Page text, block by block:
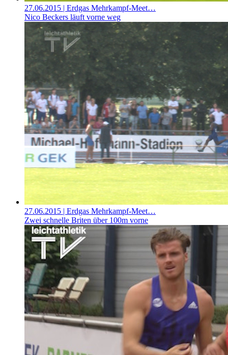
27.06.2015 | Erdgas Mehrkampf-Meet…
Nico Beckers läuft vorne weg
27.06.2015 | Erdgas Mehrkampf-Meet…
Zwei schnelle Briten über 100m vorne